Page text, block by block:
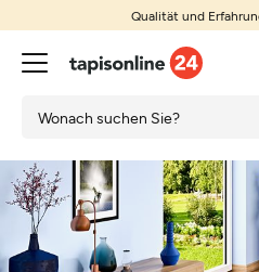
Qualität und